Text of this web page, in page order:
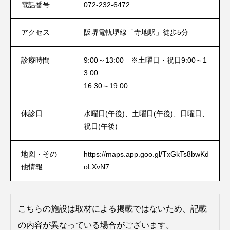
お問い合わせ
電話番号 072-232-6472
アクセス 阪堺電軌堺線「寺地駅」徒歩5分
診療時間
9:00～13:00 ※土曜日・祝日9:00～1
3:00
16:30～19:00
休診日
水曜日(午後)、土曜日(午後)、日曜日、
祝日(午後)
地図・その
他情報
https://maps.app.goo.gl/TxGkTs8bwKd
oLXvN7
こちらの施設は取材による掲載ではないため、記載
の内容が異なっている場合がございます。